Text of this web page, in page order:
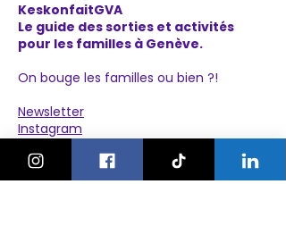
KeskonfaitGVA
Le guide des sorties et activités
pour les familles à Genève.
On bouge les familles ou bien ?!
Newsletter
Instagram